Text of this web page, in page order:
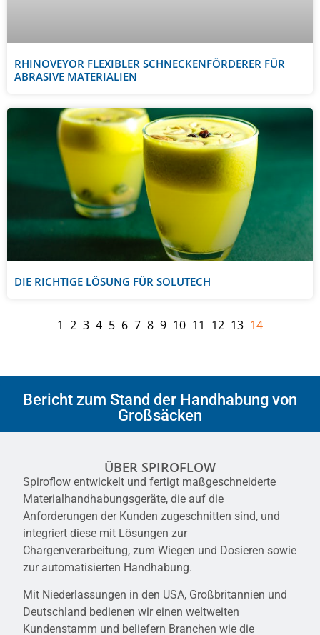
RHINOVEYOR FLEXIBLER SCHNECKENFÖRDERER FÜR
ABRASIVE MATERIALIEN
DIE RICHTIGE LÖSUNG FÜR SOLUTECH
1 2 3 4 5 6 7 8 9 10 11 12 13 14
Bericht zum Stand der Handhabung von
Großsäcken
ÜBER SPIROFLOW
Spiroflow entwickelt und fertigt maßgeschneiderte
Materialhandhabungsgeräte, die auf die
Anforderungen der Kunden zugeschnitten sind, und
integriert diese mit Lösungen zur
Chargenverarbeitung, zum Wiegen und Dosieren sowie
zur automatisierten Handhabung.
Mit Niederlassungen in den USA, Großbritannien und
Deutschland bedienen wir einen weltweiten
Kundenstamm und beliefern Branchen wie die